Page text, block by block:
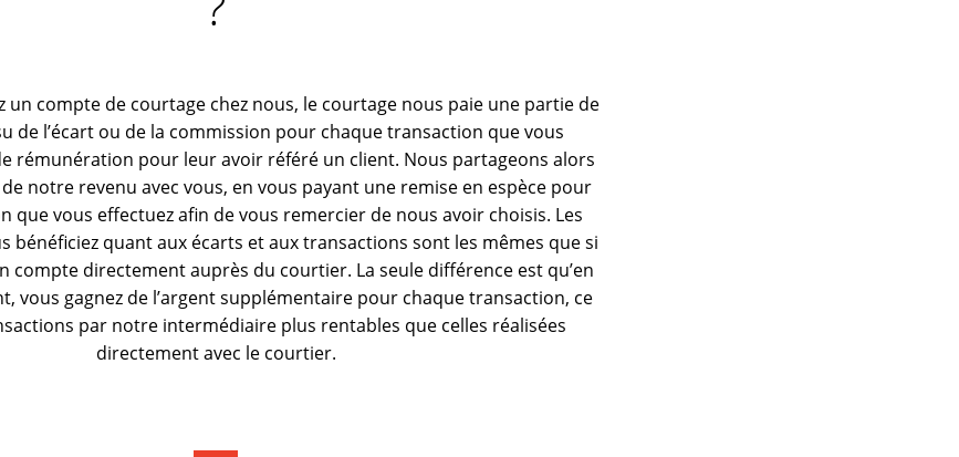
un compte de courtage chez nous, le courtage nous paie une partie de
de l’écart ou de la commission pour chaque transaction que vous
rémunération pour leur avoir référé un client. Nous partageons alors
notre revenu avec vous, en vous payant une remise en espèce pour
que vous effectuez afin de vous remercier de nous avoir choisis. Les
bénéficiez quant aux écarts et aux transactions sont les mêmes que si
compte directement auprès du courtier. La seule différence est qu’en
vous gagnez de l’argent supplémentaire pour chaque transaction, ce
par notre intermédiaire plus rentables que celles réalisées
directement avec le courtier.